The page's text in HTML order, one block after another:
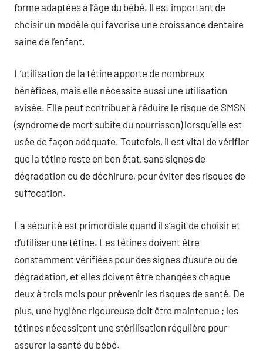
forme adaptées à l’âge du bébé. Il est important de
choisir un modèle qui favorise une croissance dentaire
saine de l’enfant.
L’utilisation de la tétine apporte de nombreux
bénéfices, mais elle nécessite aussi une utilisation
avisée. Elle peut contribuer à réduire le risque de SMSN
(syndrome de mort subite du nourrisson) lorsqu’elle est
usée de façon adéquate. Toutefois, il est vital de vérifier
que la tétine reste en bon état, sans signes de
dégradation ou de déchirure, pour éviter des risques de
suffocation.
La sécurité est primordiale quand il s’agit de choisir et
d’utiliser une tétine. Les tétines doivent être
constamment vérifiées pour des signes d’usure ou de
dégradation, et elles doivent être changées chaque
deux à trois mois pour prévenir les risques de santé. De
plus, une hygiène rigoureuse doit être maintenue ; les
tétines nécessitent une stérilisation régulière pour
assurer la santé du bébé.